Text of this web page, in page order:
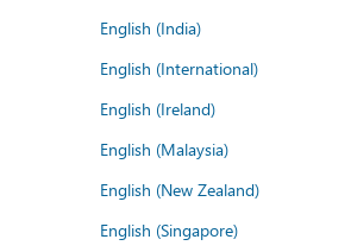
English (India)
English (International)
English (Ireland)
English (Malaysia)
English (New Zealand)
English (Singapore)